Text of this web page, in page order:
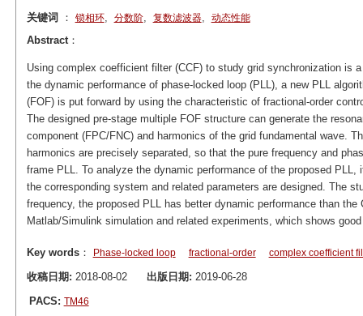
关键词 ： 锁相环, 分数阶, 复数滤波器, 动态性能
Abstract：
Using complex coefficient filter (CCF) to study grid synchronization is
the dynamic performance of phase-locked loop (PLL), a new PLL
(FOF) is put forward by using the characteristic of fractional-order
The designed pre-stage multiple FOF structure can generate the
component (FPC/FNC) and harmonics of the grid fundamental wave.
harmonics are precisely separated, so that the pure frequency and
frame PLL. To analyze the dynamic performance of the proposed
the corresponding system and related parameters are designed. The
frequency, the proposed PLL has better dynamic performance than
Matlab/Simulink simulation and related experiments, which shows
Key words： Phase-locked loop fractional-order complex coefficient
收稿日期: 2018-08-02 出版日期: 2019-06-28
PACS: TM46